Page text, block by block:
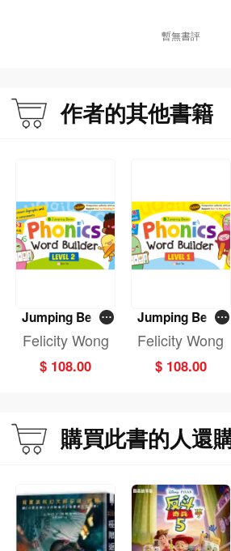
暫無書評
作者的其他書籍
Jumping Bean
Phonics Word B
uilder Level 2 (S
un Ya Reading
Felicity Wong
$ 108.00
Jumping Bean
Phonics Word B
uilder Level 1 (S
un Ya Reading
Felicity Wong
$ 108.00
購買此書的人還